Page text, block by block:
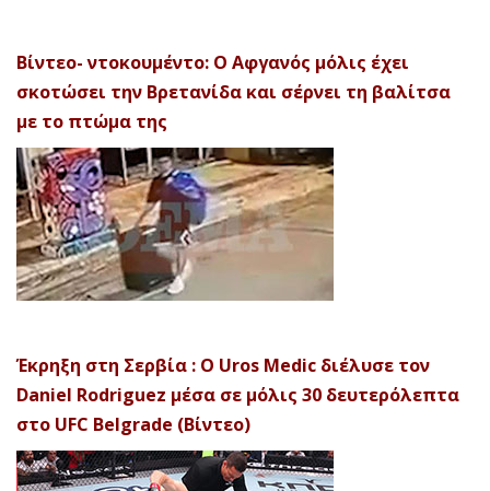
Βίντεο- ντοκουμέντο: Ο Αφγανός μόλις έχει
σκοτώσει την Βρετανίδα και σέρνει τη βαλίτσα
με το πτώμα της
Έκρηξη στη Σερβία : Ο Uros Medic διέλυσε τον
Daniel Rodriguez μέσα σε μόλις 30 δευτερόλεπτα
στο UFC Belgrade (Βίντεο)